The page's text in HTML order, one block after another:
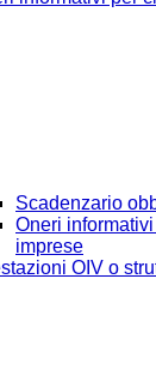
Scadenzario
Oneri
imprese
OIV o